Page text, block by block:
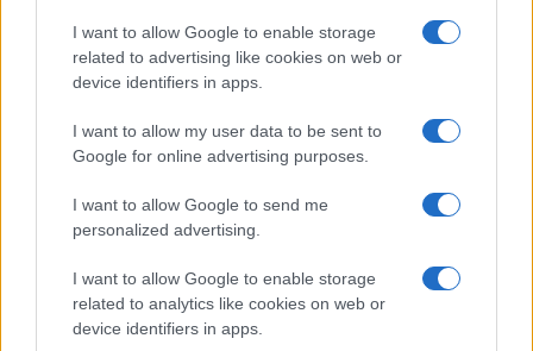
I want to allow Google to enable storage
related to advertising like cookies on web or
device identifiers in apps.
I want to allow my user data to be sent to
Google for online advertising purposes.
I want to allow Google to send me
personalized advertising.
I want to allow Google to enable storage
related to analytics like cookies on web or
device identifiers in apps.
NEWS